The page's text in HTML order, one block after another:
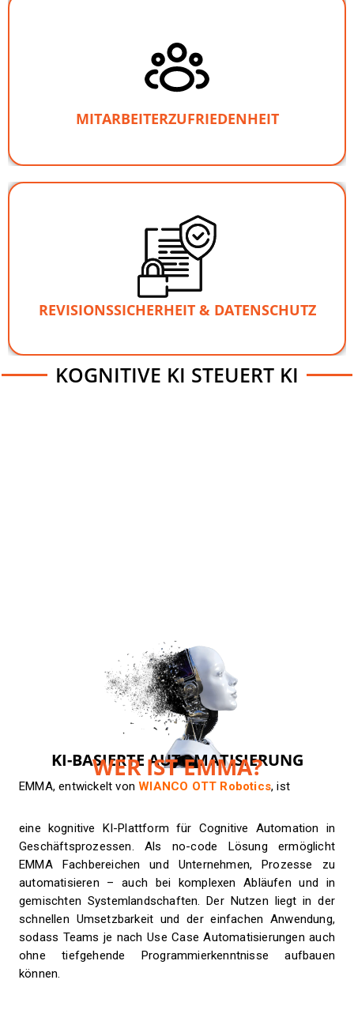
MITARBEITERZUFRIEDENHEIT
Digitalisierungsstrategie
davon ab, ob Mitarbeitende aktive Teilnehmende sein
dürfen. Niemand möchte „nur Zuschauer“ sein,
während sich Euer Unternehmen verändert…
REVISIONSSICHERHEIT & DATENSCHUTZ
EMMA ist eine kognitive Whitebox-KI und beweist mit
was sie für Dich getan und auf welcher
Basis sie welche Entscheidung getroffen hat.
KOGNITIVE KI STEUERT KI
KI-BASIERTE AUTOMATISIERUNG
WER IST EMMA?
EMMA, entwickelt vonWIANCO OTT Robotics, ist
eine kognitive KI-Plattform für Cognitive Automation in
Geschäftsprozessen. Als no-code Lösung ermöglicht
EMMA Fachbereichen und Unternehmen, Prozesse zu
automatisieren – auch bei komplexen Abläufen und in
gemischten Systemlandschaften. Der Nutzen liegt in der
schnellen Umsetzbarkeit und der einfachen Anwendung,
sodass Teams je nach Use Case Automatisierungen auch
ohne tiefgehende Programmierkenntnisse aufbauen
können.